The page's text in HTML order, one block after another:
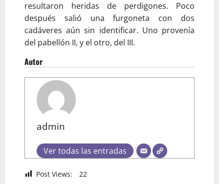
resultaron heridas de perdigones. Poco
después salió una furgoneta con dos
cadáveres aún sin identificar. Uno provenía
del pabellón II, y el otro, del III.
Autor
admin
Ver todas las entradas
Post Views: 22